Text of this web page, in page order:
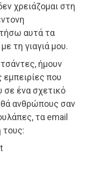
χρειάζομαι στη
αυτά τα
τη γιαγιά μου.
ήμουν
που
σε ένα σχετικό
ανθρώπους σαν
τα email
τους: